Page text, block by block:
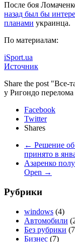
После боя
назад был бы
планами украинца.
По материалам:
iSport.ua
Источник
Share the post "Все-
у Ригондо
Facebook
Twitter
Shares
← Решение об
принято в
Азаренко
Open →
Рубрики
windows (4)
Автомобили
Без рубрики
Бизнес (7)